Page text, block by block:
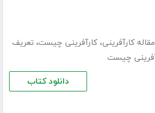
مقاله کارآفرینی، کارآفرینی چیست، تعریف
چیست
دانلود کتاب